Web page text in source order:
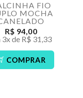
FIO
MOCHA
R$ 94,00
3x de R$ 31,33
COMPRAR